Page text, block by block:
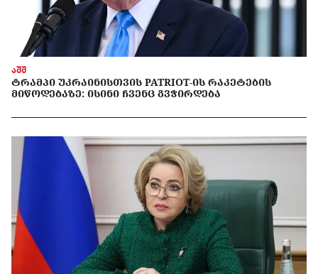
აშშ
ᲢᲠᲐᲛᲞᲘ ᲣᲙᲠᲐᲘᲜᲘᲡᲗᲕᲘᲡ PATRIOT-ᲘᲡ ᲠᲐᲙᲔᲢᲔᲑᲘᲡ
ᲛᲘᲬᲝᲓᲔᲑᲐᲖᲔ: ᲘᲡᲘᲜᲘ ᲩᲕᲔᲜᲪ ᲒᲕᲭᲘᲠᲓᲔᲑᲐ